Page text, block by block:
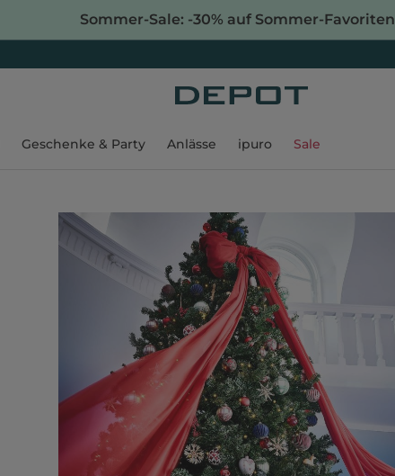
Sommer-Sale: -30% auf Sommer-Favoriten
Geschenke & Party Anlässe ipuro Sale